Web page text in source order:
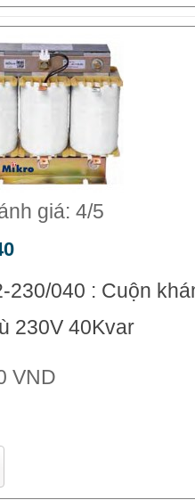
giá: 4/5
230/040 : Cuộn
230V 40Kvar
VND